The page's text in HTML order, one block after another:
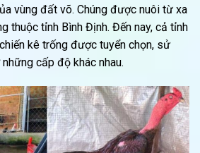
vùng đất võ. Chúng được nuôi từ xa
thuộc tỉnh Bình Định. Đến nay, cả tỉnh
kê trống được tuyển chọn, sử
cấp độ khác nhau.